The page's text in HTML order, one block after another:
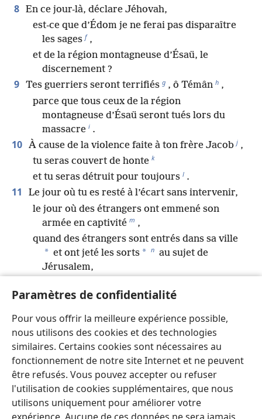
Paramètres de confidentialité
Pour vous offrir la meilleure expérience possible,
nous utilisons des cookies et des technologies
similaires. Certains cookies sont nécessaires au
fonctionnement de notre site Internet et ne peuvent
être refusés. Vous pouvez accepter ou refuser
l'utilisation de cookies supplémentaires, que nous
utilisons uniquement pour améliorer votre
8 En ce jour-là, déclare Jéhovah,
est-ce que d’Édom je ne ferai pas disparaître
les sages f ,
et de la région montagneuse d’Ésaü, le
discernement ?
9 Tes guerriers seront terrifiés g , ô Témân h ,
parce que tous ceux de la région
montagneuse d’Ésaü seront tués lors du
massacre i .
10 À cause de la violence faite à ton frère Jacob j ,
tu seras couvert de honte k
et tu seras détruit pour toujours l .
11
Le jour où tu es resté à l’écart sans intervenir,
le jour où des étrangers ont emmené son
armée en captivité m ,
quand des étrangers sont entrés dans sa ville
* et ont jeté les sorts * n au sujet de
Jérusalem,
12 Ne regarde pas avec plaisir ce qui arrive à ton
frère au jour de son malheur
ne te réjouis pas au sujet du peuple de Juda
au jour de sa destruction
;
ne parle pas avec autant d’arrogance au jour
de sa détresse.
13 N’entre pas dans la ville de mon peuple au jour
de son désastre q ,